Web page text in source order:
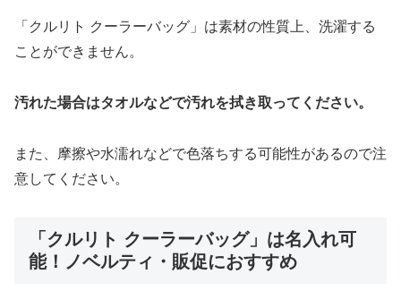
「クルリト クーラーバッグ」は素材の性質上、洗濯する
ことができません。
汚れた場合はタオルなどで汚れを拭き取ってください。
また、摩擦や水濡れなどで色落ちする可能性があるので注
意してください。
「クルリト クーラーバッグ」は名入れ可
能！ノベルティ・販促におすすめ